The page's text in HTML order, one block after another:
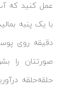
عمل کنید که
با یک پنبه
دقیقه روی
صورتتان را
حلقه‌حلقه